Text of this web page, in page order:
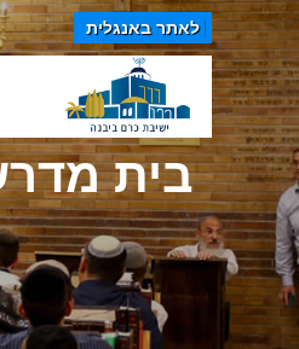
לאתר באנגלית
בית